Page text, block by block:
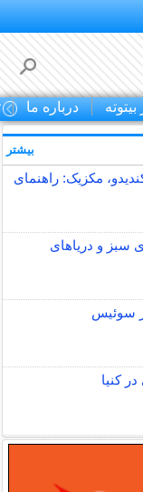
درباره ما
مکزیک: راهنمای
سبز و دریاهای
سوئیس
کنیا
بیشتر